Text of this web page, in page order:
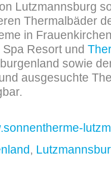
Lutzmannsburg
Thermalbäder
in
Resort und
sowie
ausgesuchte
,